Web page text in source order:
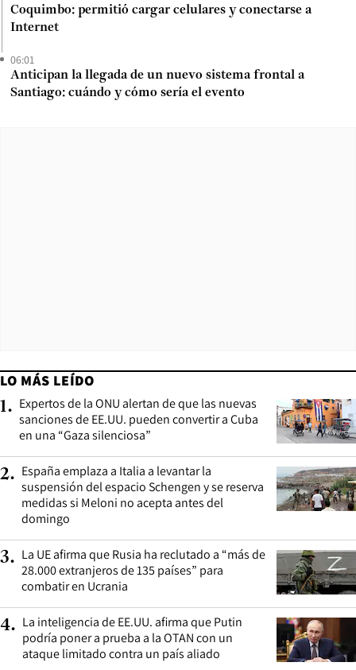
Coquimbo: permitió cargar celulares y conectarse a
Internet
06:01
Anticipan la llegada de un nuevo sistema frontal a
Santiago: cuándo y cómo sería el evento
LO MÁS LEÍDO
1. Expertos de la ONU alertan de que las nuevas
sanciones de EE.UU. pueden convertir a Cuba
en una “Gaza silenciosa”
2. España emplaza a Italia a levantar la
suspensión del espacio Schengen y se reserva
medidas si Meloni no acepta antes del
domingo
3. La UE afirma que Rusia ha reclutado a “más de
28.000 extranjeros de 135 países” para
combatir en Ucrania
4. La inteligencia de EE.UU. afirma que Putin
podría poner a prueba a la OTAN con un
ataque limitado contra un país aliado